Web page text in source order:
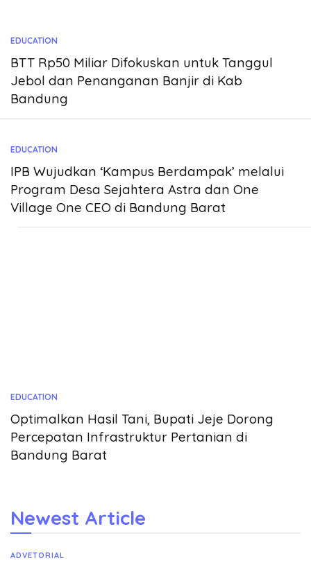
EDUCATION
BTT Rp50 Miliar Difokuskan untuk Tanggul
Jebol dan Penanganan Banjir di Kab
Bandung
EDUCATION
IPB Wujudkan ‘Kampus Berdampak’ melalui
Program Desa Sejahtera Astra dan One
Village One CEO di Bandung Barat
EDUCATION
Optimalkan Hasil Tani, Bupati Jeje Dorong
Percepatan Infrastruktur Pertanian di
Bandung Barat
Newest Article
ADVETORIAL